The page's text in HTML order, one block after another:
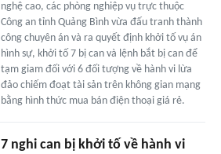
nghệ cao, các phòng nghiệp vụ trực thuộc
Công an tỉnh Quảng Bình vừa đấu tranh thành
công chuyên án và ra quyết định khởi tố vụ án
hình sự, khởi tố 7 bị can và lệnh bắt bị can để
tạm giam đối với 6 đối tượng về hành vi lừa
đảo chiếm đoạt tài sản trên không gian mạng
bằng hình thức mua bán điện thoại giá rẻ.
7 nghi can bị khởi tố về hành vi